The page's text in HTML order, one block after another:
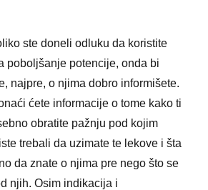
ste doneli odluku da koristite
poboljšanje potencije, onda bi
najpre, o njima dobro informišete.
ćete informacije o tome kako ti
obratite pažnju pod kojim
trebali da uzimate te lekove i šta
da znate o njima pre nego što se
njih. Osim indikacija i